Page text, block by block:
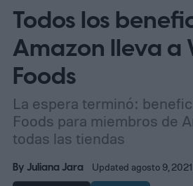
Todos los
Amazon lleva a
Foods
La espera terminó:
Foods para miembros de
todas las tiendas
ByJuliana Jara Updated agosto 9, 2021